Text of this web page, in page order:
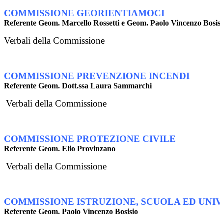
COMMISSIONE GEORIENTIAMOCI
Referente Geom. Marcello Rossetti e Geom. Paolo Vincenzo
Verbali della Commissione
COMMISSIONE PREVENZIONE INCENDI
Referente Geom. Dott.ssa Laura Sammarchi
Verbali della Commissione
COMMISSIONE PROTEZIONE CIVILE
Referente Geom. Elio Provinzano
Verbali della Commissione
COMMISSIONE ISTRUZIONE, SCUOLA ED
Referente Geom. Paolo Vincenzo Bosisio